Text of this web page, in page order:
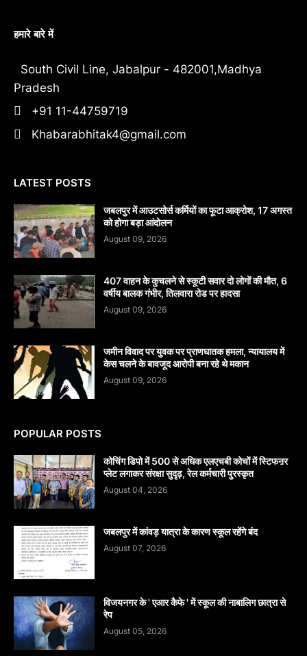
हमारे बारे में
South Civil Line, Jabalpur - 482001,Madhya
Pradesh
+91 11-44759719
Khabarabhitak4@gmail.com
LATEST POSTS
जबलपुर में आउटसोर्स कर्मियों का फूटा आक्रोश, 17 अगस्त
को होगा बड़ा आंदोलन
August 09, 2026
407 वाहन के कुचलने से स्कूटी सवार दो लोगों की मौत, 6
वर्षीय बालक गंभीर, तिलवारा रोड पर हादसा
August 09, 2026
जमीन विवाद पर युवक पर प्राणघातक हमला, न्यायालय में
केस चलने के बावजूद आरोपी बना रहे थे मकान
August 09, 2026
POPULAR POSTS
कोचिंग डिपो में 500 से अधिक एलएचबी कोचों में स्टिफऩर
प्लेट लगाकर संरक्षा सुदृढ़, रेल कर्मचारी पुरस्कृत
August 04, 2026
जबलपुर में कांवड़ यात्रा के कारण स्कूल रहेंगे बंद
August 07, 2026
विजयनगर के ' एआर कैफे ' में स्कूल की नाबालिग छात्रा से
रेप
August 05, 2026